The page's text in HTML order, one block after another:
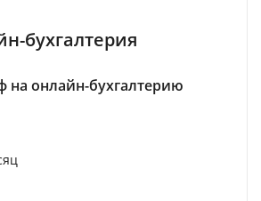
бухгалтерия
на онлайн-бухгалтерию